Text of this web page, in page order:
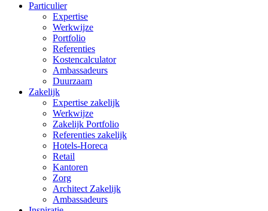
Particulier
Expertise
Werkwijze
Portfolio
Referenties
Kostencalculator
Ambassadeurs
Duurzaam
Zakelijk
Expertise zakelijk
Werkwijze
Zakelijk Portfolio
Referenties zakelijk
Hotels-Horeca
Retail
Kantoren
Zorg
Architect Zakelijk
Ambassadeurs